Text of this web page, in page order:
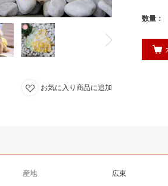
お気に入り商品に追加
数量：
産地 広東